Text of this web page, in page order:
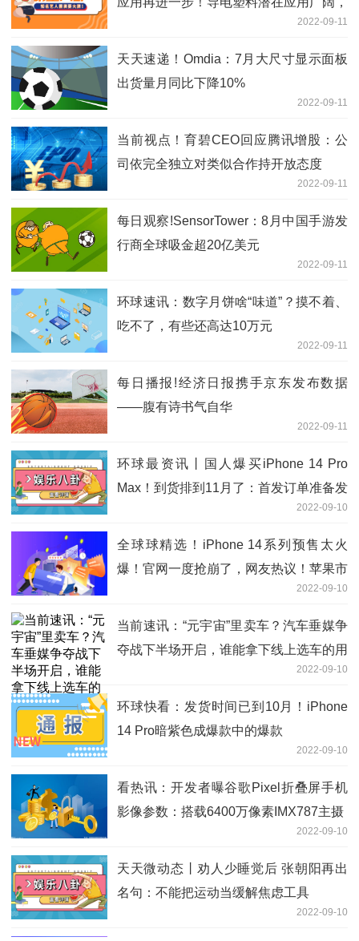
具备持续增长潜力的概念股仅4只2022-09-11
天天速递！Omdia：7月大尺寸显示面板
出货量月同比下降10%
2022-09-11
当前视点！育碧CEO回应腾讯增股：公
司依完全独立对类似合作持开放态度
2022-09-11
每日观察!SensorTower：8月中国手游发
行商全球吸金超20亿美元
2022-09-11
环球速讯：数字月饼啥“味道”？摸不着、
吃不了，有些还高达10万元
2022-09-11
每日播报!经济日报携手京东发布数据
——腹有诗书气自华
2022-09-11
环球最资讯丨国人爆买iPhone 14 Pro
Max！到货排到11月了：首发订单准备发
2022-09-10
全球球精选！iPhone 14系列预售太火
爆！官网一度抢崩了，网友热议！苹果市
值一夜飙涨3242亿元，这些A股公司深度
参与苹果产业链
2022-09-10
当前速讯：“元宇宙”里卖车？汽车垂媒争
夺战下半场开启，谁能拿下线上选车的用
2022-09-10
环球快看：发货时间已到10月！iPhone
14 Pro暗紫色成爆款中的爆款
2022-09-10
看热讯：开发者曝谷歌Pixel折叠屏手机
影像参数：搭载6400万像素IMX787主摄
2022-09-10
天天微动态丨劝人少睡觉后 张朝阳再出
名句：不能把运动当缓解焦虑工具
2022-09-10